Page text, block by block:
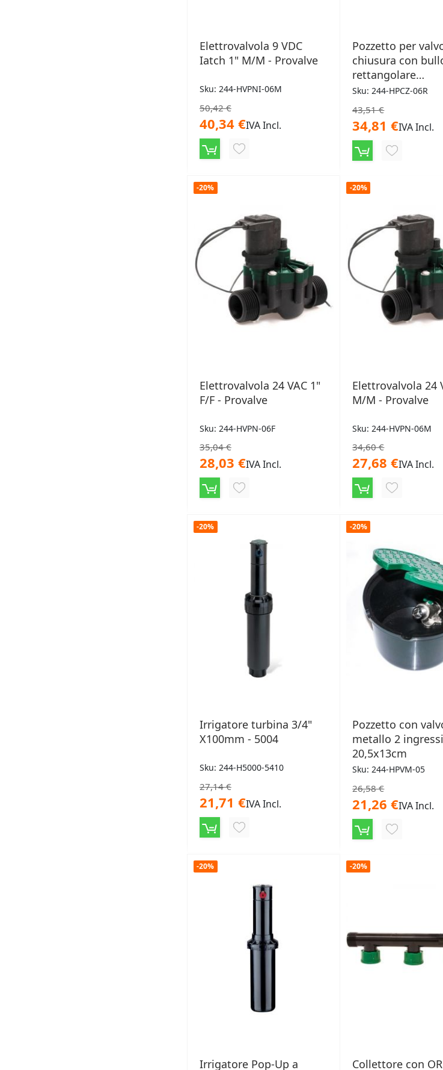
Elettrovalvola 9 VDC
Iatch 1" M/M - Provalve
Sku: 244-HVPNI-06M
50,42 €
40,34 €IVA Incl.
AGGIUNGI
Pozzetto per
chiusura con
rettangolare
64x50x30cm
Sku: 244-HPCZ-06R
43,51 €
34,81 €IVA Incl.
AGGIUNGI
-20%
Elettrovalvola 24 VAC 1"
F/F - Provalve
Sku: 244-HVPN-06F
35,04 €
28,03 €IVA Incl.
AGGIUNGI
DESIDERI
-20%
Elettrovalvola 24
M/M - Provalve
Sku: 244-HVPN-06M
34,60 €
27,68 €IVA Incl.
AGGIUNGI
DESIDERI
-20%
Irrigatore turbina 3/4"
X100mm - 5004
Sku: 244-H5000-5410
27,14 €
21,71 €IVA Incl.
AGGIUNGI
DESIDERI
-20%
Pozzetto con
metallo 2
20,5x13cm
Sku: 244-HPVM-05
26,58 €
21,26 €IVA Incl.
AGGIUNGI
-20%
Irrigatore Pop-Up a
-20%
Collettore con